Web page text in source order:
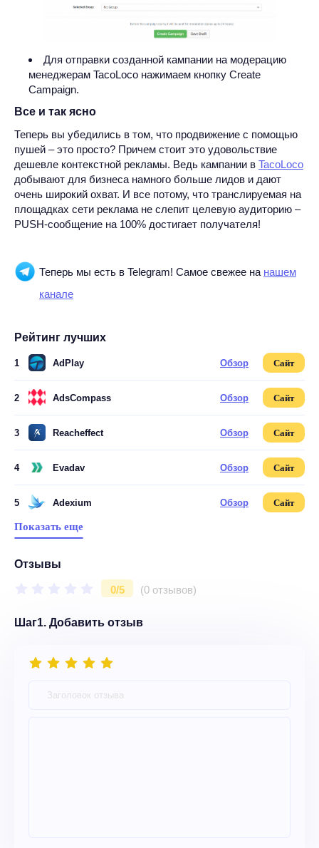
Для отправки созданной кампании на модерацию
менеджерам TacoLoco нажимаем кнопку Create
Campaign.
Все и так ясно
Теперь вы убедились в том, что продвижение с помощью
пушей – это просто? Причем стоит это удовольствие
дешевле контекстной рекламы. Ведь кампании в TacoLoco
добывают для бизнеса намного больше лидов и дают
очень широкий охват. И все потому, что транслируемая на
площадках сети реклама не слепит целевую аудиторию –
PUSH-сообщение на 100% достигает получателя!
Теперь мы есть в Telegram! Самое свежее на нашем
канале
Рейтинг лучших
1 AdPlay Обзор Сайт
2 AdsCompass Обзор Сайт
3 Reacheffect Обзор Сайт
4 Evadav Обзор Сайт
5 Adexium Обзор Сайт
Показать еще
Отзывы
0/5 (0 отзывов)
Шаг1. Добавить отзыв